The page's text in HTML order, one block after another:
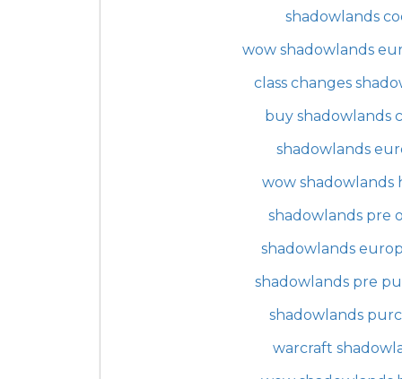
shadowlands
wow shadowlands
class changes
buy shadowlands
shadowlands
wow shadowlands
shadowlands pre
shadowlands
shadowlands pre
shadowlands
warcraft